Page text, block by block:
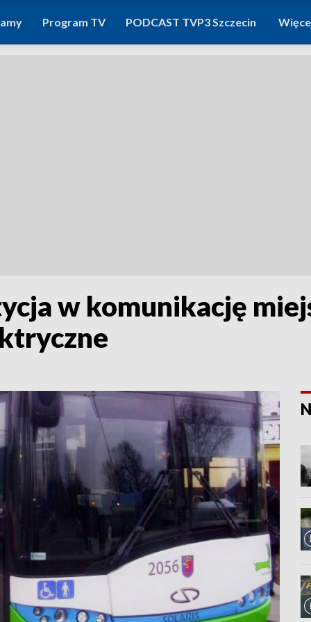
Program TV PODCAST TVP3 Szczecin
w komunikację